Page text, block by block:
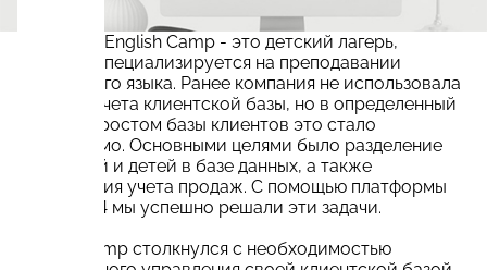
Компания English Camp - это детский лагерь,
который специализируется на преподавании
английского языка. Ранее компания не использовала
систему учета клиентской базы, но в определенный
момент с ростом базы клиентов это стало
необходимо. Основными целями было разделение
родителей и детей в базе данных, а также
организация учета продаж. С помощью платформы
Битрикс24 мы успешно решали эти задачи.
English Camp столкнулся с необходимостью